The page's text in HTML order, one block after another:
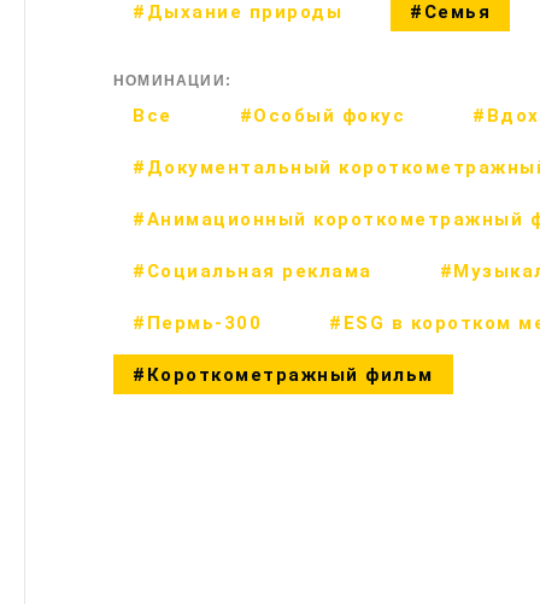
#Дыхание природы #Семья
НОМИНАЦИИ:
Все #Особый фокус
#Документальный
#Анимационный короткометражный
#Социальная реклама
#Пермь-300 #ESG в коротком
#Короткометражный фильм